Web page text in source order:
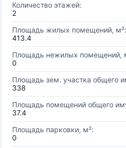
Количество этажей:
2
Площадь жилых помещений, м²:
413.4
Площадь нежилых помещений,
0
Площадь зем. участка общего
338
Площадь помещений общего
37.4
Площадь парковки, м²:
0